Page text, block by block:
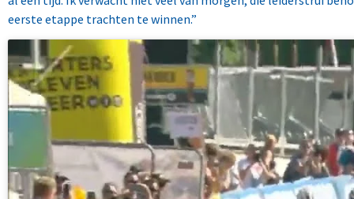
eerste etappe trachten te winnen.”